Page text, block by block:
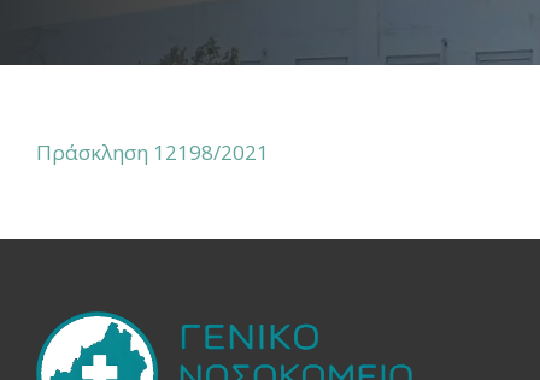
Πράσκληση 12198/2021